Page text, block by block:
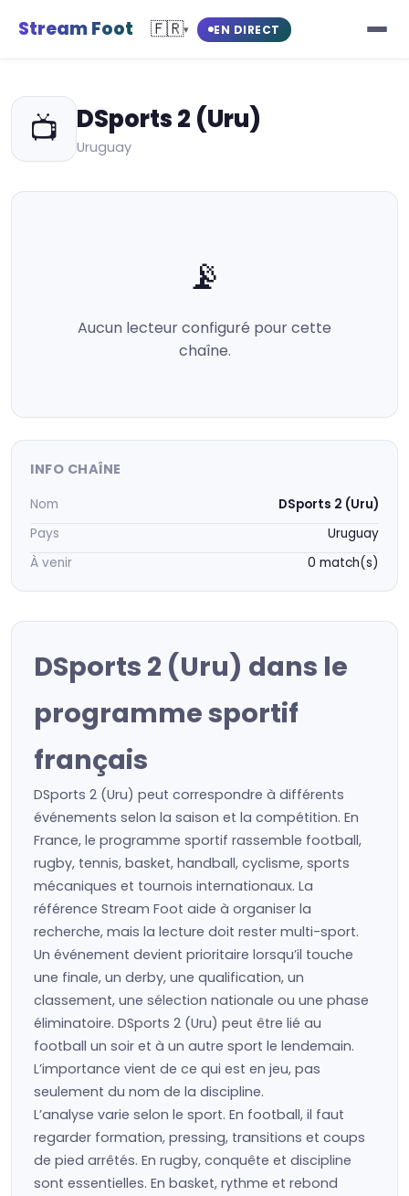
Stream Foot 🇫🇷▾ EN DIRECT
📺 DSports 2 (Uru)
Uruguay
📡
Aucun lecteur configuré pour cette
chaîne.
INFO CHAÎNE
Nom
DSports 2 (Uru)
Pays
Uruguay
À venir
0 match(s)
DSports 2 (Uru) dans le
programme sportif
français
DSports 2 (Uru) peut correspondre à différents
événements selon la saison et la compétition. En
France, le programme sportif rassemble football,
rugby, tennis, basket, handball, cyclisme, sports
mécaniques et tournois internationaux. La
référence Stream Foot aide à organiser la
recherche, mais la lecture doit rester multi-sport.
Un événement devient prioritaire lorsqu’il touche
une finale, un derby, une qualification, un
classement, une sélection nationale ou une phase
éliminatoire. DSports 2 (Uru) peut être lié au
football un soir et à un autre sport le lendemain.
L’importance vient de ce qui est en jeu, pas
seulement du nom de la discipline.
L’analyse varie selon le sport. En football, il faut
regarder formation, pressing, transitions et coups
de pied arrêtés. En rugby, conquête et discipline
sont essentielles. En basket, rythme et rebond